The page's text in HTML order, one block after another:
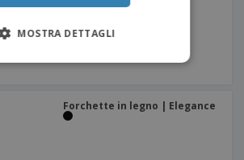
Forchette in legno | Elegance
MOSTRA DETTAGLI